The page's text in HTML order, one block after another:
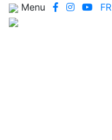
Menu FR